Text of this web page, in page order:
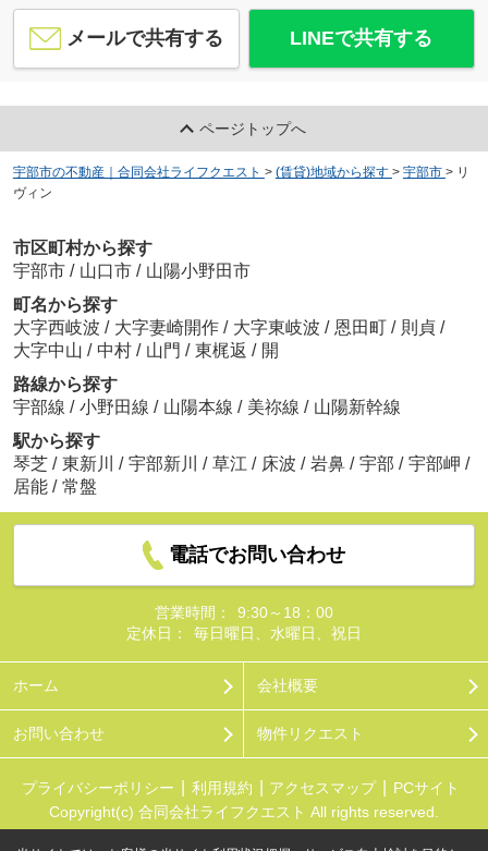
メールで共有する LINEで共有する
ページトップへ
宇部市の不動産｜合同会社ライフクエスト > (賃貸)地域から探す > 宇部市 > リ
ヴィン
市区町村から探す
宇部市 / 山口市 / 山陽小野田市
町名から探す
大字西岐波 / 大字妻崎開作 / 大字東岐波 / 恩田町 / 則貞 /
大字中山 / 中村 / 山門 / 東梶返 / 開
路線から探す
宇部線 / 小野田線 / 山陽本線 / 美祢線 / 山陽新幹線
駅から探す
琴芝 / 東新川 / 宇部新川 / 草江 / 床波 / 岩鼻 / 宇部 / 宇部岬 /
居能 / 常盤
電話でお問い合わせ
営業時間：
9:30～18：00
定休日：
毎日曜日、水曜日、祝日
ホーム 会社概要
お問い合わせ 物件リクエスト
プライバシーポリシー 利用規約 アクセスマップ
PCサイト
Copyright(c) 合同会社ライフクエスト All rights reserved.